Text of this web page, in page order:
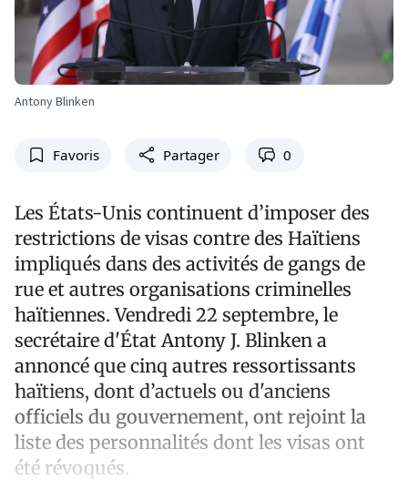
Antony Blinken
Favoris Partager 0
Les États-Unis continuent d’imposer des
restrictions de visas contre des Haïtiens
impliqués dans des activités de gangs de
rue et autres organisations criminelles
haïtiennes. Vendredi 22 septembre, le
secrétaire d'État Antony J. Blinken a
annoncé que cinq autres ressortissants
haïtiens, dont d’actuels ou d'anciens
officiels du gouvernement, ont rejoint la
liste des personnalités dont les visas ont
été révoqués.